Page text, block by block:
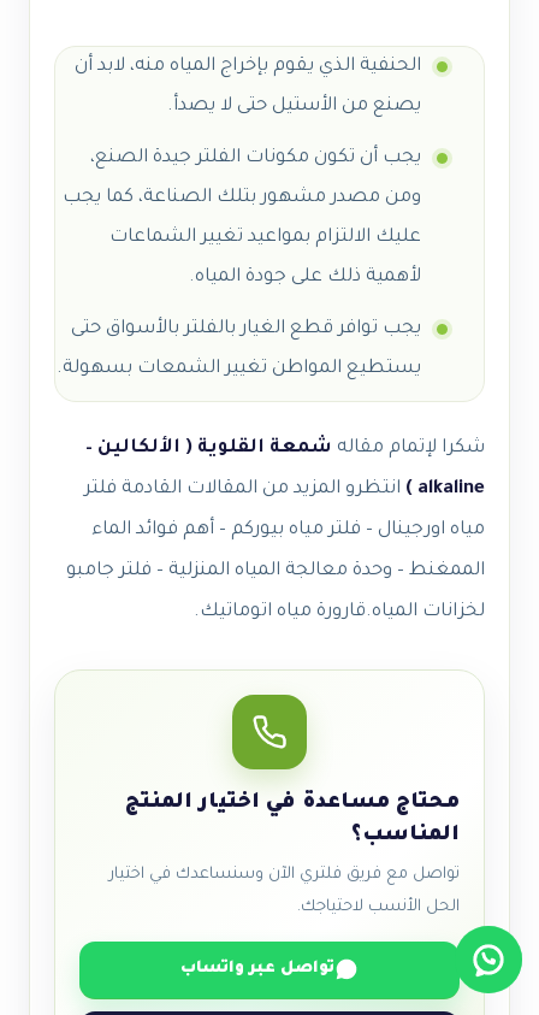
الحنفية الذي يقوم بإخراج المياه منه، لابد أن
يصنع من الأستيل حتى لا يصدأ.
يجب أن تكون مكونات الفلتر جيدة الصنع،
ومن مصدر مشهور بتلك الصناعة، كما يجب
عليك الالتزام بمواعيد تغيير الشماعات
لأهمية ذلك على جودة المياه.
يجب توافر قطع الغيار بالفلتر بالأسواق حتى
يستطيع المواطن تغيير الشمعات بسهولة.
شكرا لإتمام مقاله شمعة القلوية ( الألكالين –
alkaline )
انتظرو المزيد من المقالات القادمة فلتر
مياه اورجينال – فلتر مياه بيوركم – أهم فوائد الماء
الممغنط – وحدة معالجة المياه المنزلية – فلتر جامبو
لخزانات المياه.قارورة مياه اتوماتيك.
محتاج مساعدة في اختيار المنتج
المناسب؟
تواصل مع فريق فلتري الآن وسنساعدك في اختيار
الحل الأنسب لاحتياجك.
تواصل عبر واتساب